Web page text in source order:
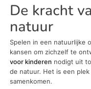
De kracht
natuur
Spelen in een natuurlijke
kansen om zichzelf te
voor kinderen nodigt uit
de natuur. Het is een
samenkomen.